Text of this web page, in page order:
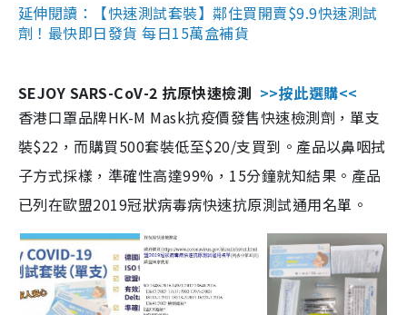
延伸閱讀：【快速測試套裝】鄰住買開賣$9.9快速測試
劑！最快即日發貨 每日15萬盒補貨
SEJOY SARS-CoV-2 抗原快速檢測 >>按此選購<<
香港口罩品牌HK-M Mask抗疫價發售快速檢測劑，單支
裝$22，而購買500套裝低至$20/支買到。產品以鼻咽拭
子方式採樣，準確性高達99%，15分鐘就知結果。產品
已列在歐盟2019冠狀病毒病快速抗原測試通用名單。